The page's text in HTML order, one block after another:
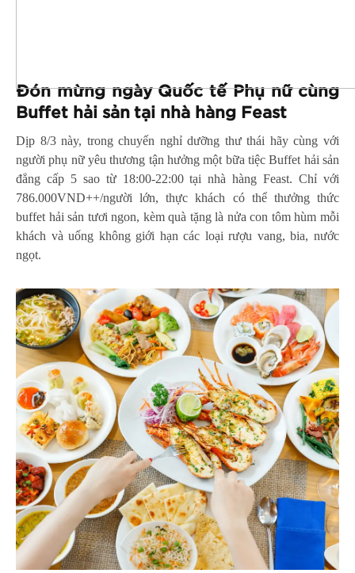
Đón mừng ngày Quốc tế Phụ nữ cùng
Buffet hải sản tại nhà hàng Feast
Dịp 8/3 này, trong chuyến nghỉ dưỡng thư thái hãy cùng với
người phụ nữ yêu thương tận hưởng một bữa tiệc Buffet hải sản
đẳng cấp 5 sao từ 18:00-22:00 tại nhà hàng Feast. Chỉ với
786.000VND++/người lớn, thực khách có thể thưởng thức
buffet hải sản tươi ngon, kèm quà tặng là nửa con tôm hùm mỗi
khách và uống không giới hạn các loại rượu vang, bia, nước
ngọt.